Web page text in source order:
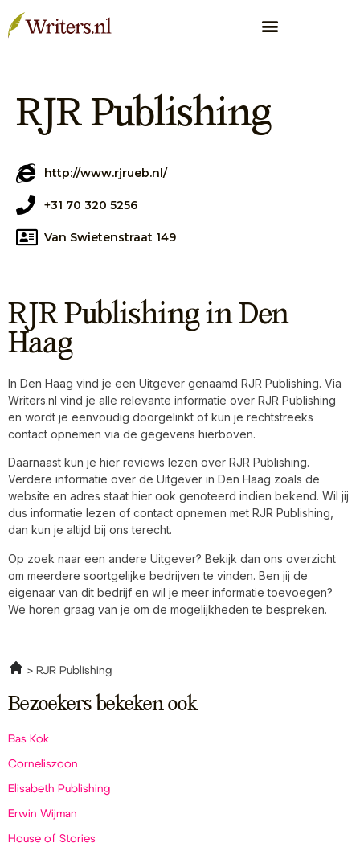
RJR Publishing
http://www.rjrueb.nl/
+31 70 320 5256
Van Swietenstraat 149
RJR Publishing in Den
Haag
In Den Haag vind je een Uitgever genaamd RJR Publishing. Via
Writers.nl vind je alle relevante informatie over RJR Publishing
en wordt je eenvoudig doorgelinkt of kun je rechtstreeks
contact opnemen via de gegevens hierboven.
Daarnaast kun je hier reviews lezen over RJR Publishing.
Verdere informatie over de Uitgever in Den Haag zoals de
website en adres staat hier ook genoteerd indien bekend. Wil jij
dus informatie lezen of contact opnemen met RJR Publishing,
dan kun je altijd bij ons terecht.
Op zoek naar een andere Uitgever? Bekijk dan ons overzicht
om meerdere soortgelijke bedrijven te vinden. Ben jij de
eigenaar van dit bedrijf en wil je meer informatie toevoegen?
We horen graag van je om de mogelijkheden te bespreken.
RJR Publishing
Bezoekers bekeken ook
Bas Kok
Corneliszoon
Elisabeth Publishing
Erwin Wijman
House of Stories